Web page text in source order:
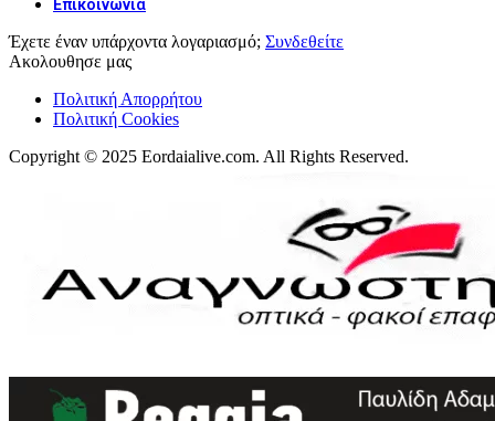
Επικοινωνία
Έχετε έναν υπάρχοντα λογαριασμό; Συνδεθείτε
Ακολουθησε μας
Πολιτική Απορρήτου
Πολιτική Cookies
Copyright © 2025 Eordaialive.com. All Rights Reserved.